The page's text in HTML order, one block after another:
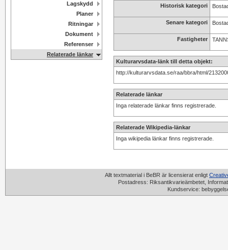
Lagskydd
Planer
Ritningar
Dokument
Referenser
Relaterade länkar
Historisk kategori
Senare kategori
Fastigheter
Kulturarvsdata-länk till detta objekt:
http://kulturarvsdata.se/raa/bbra/html/
Relaterade länkar
Inga relaterade länkar finns registrerade.
Relaterade Wikipedia-länkar
Inga wikipedia länkar finns registrerade.
Allt textmaterial i BeBR är licensierat enligt
Postadress: Riksantikvarieämbetet,
Kundservice: